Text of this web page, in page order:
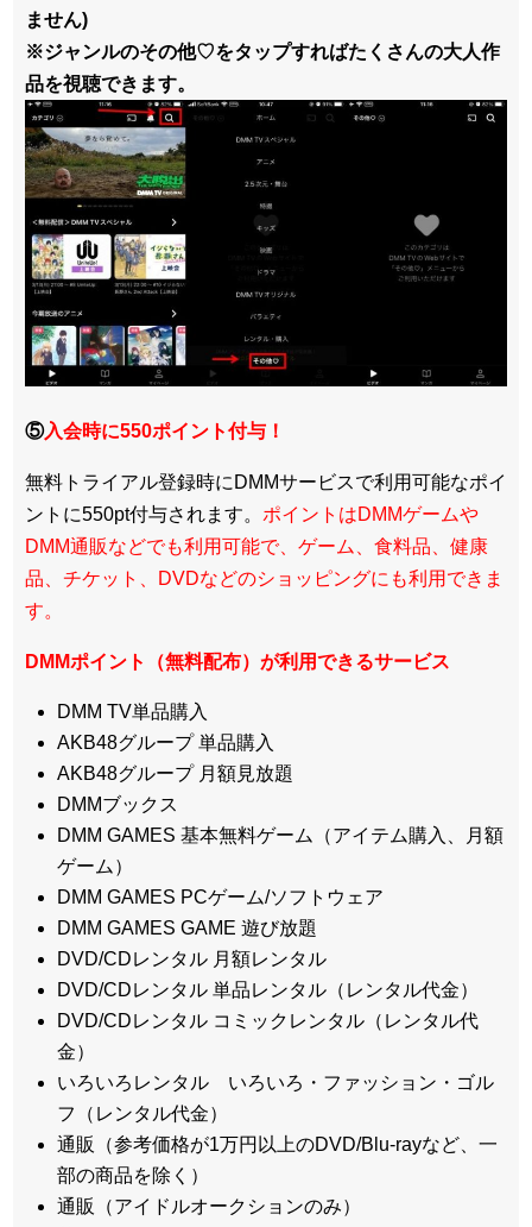
ません)
※ジャンルのその他♡をタップすればたくさんの大人作
品を視聴できます。
⑤入会時に550ポイント付与！
無料トライアル登録時にDMMサービスで利用可能なポイ
ントに550pt付与されます。 ポイントはDMMゲームや
DMM通販などでも利用可能で、ゲーム、食料品、健康
品、チケット、DVDなどのショッピングにも利用できま
す。
DMMポイント（無料配布）が利用できるサービス
DMM TV単品購入
AKB48グループ 単品購入
AKB48グループ 月額見放題
DMMブックス
DMM GAMES 基本無料ゲーム（アイテム購入、月額
ゲーム）
DMM GAMES PCゲーム/ソフトウェア
DMM GAMES GAME 遊び放題
DVD/CDレンタル 月額レンタル
DVD/CDレンタル 単品レンタル（レンタル代金）
DVD/CDレンタル コミックレンタル（レンタル代
金）
いろいろレンタル いろいろ・ファッション・ゴル
フ（レンタル代金）
通販（参考価格が1万円以上のDVD/Blu-rayなど、一
部の商品を除く）
通販（アイドルオークションのみ）